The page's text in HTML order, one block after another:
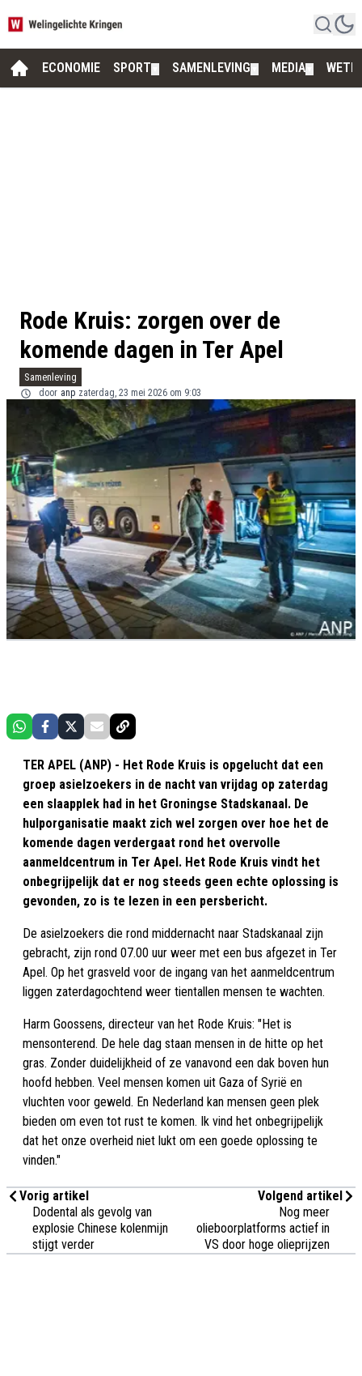
ECONOMIE SPORT SAMENLEVING MEDIA
Rode Kruis: zorgen over de
komende dagen in Ter Apel
Samenleving
door anp zaterdag, 23 mei 2026 om 9:03
TER APEL (ANP) - Het Rode Kruis is opgelucht dat een
groep asielzoekers in de nacht van vrijdag op zaterdag
een slaapplek had in het Groningse Stadskanaal. De
hulporganisatie maakt zich wel zorgen over hoe het de
komende dagen verdergaat rond het overvolle
aanmeldcentrum in Ter Apel. Het Rode Kruis vindt het
onbegrijpelijk dat er nog steeds geen echte oplossing is
gevonden, zo is te lezen in een persbericht.
De asielzoekers die rond middernacht naar Stadskanaal zijn
gebracht, zijn rond 07.00 uur weer met een bus afgezet in Ter
Apel. Op het grasveld voor de ingang van het aanmeldcentrum
liggen zaterdagochtend weer tientallen mensen te wachten.
Harm Goossens, directeur van het Rode Kruis: "Het is
mensonterend. De hele dag staan mensen in de hitte op het
gras. Zonder duidelijkheid of ze vanavond een dak boven hun
hoofd hebben. Veel mensen komen uit Gaza of Syrië en
vluchten voor geweld. En Nederland kan mensen geen plek
bieden om even tot rust te komen. Ik vind het onbegrijpelijk
dat het onze overheid niet lukt om een goede oplossing te
vinden."
Vorig artikel
Dodental als gevolg van
explosie Chinese kolenmijn
stijgt verder
Volgend artikel
Nog meer
olieboorplatforms actief in
VS door hoge olieprijzen